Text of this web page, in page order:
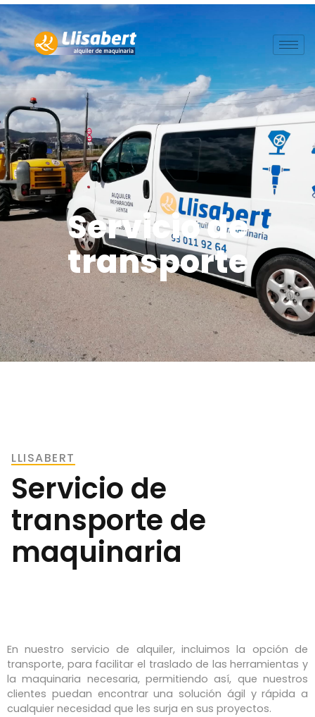
Servicio de
transporte
LLISABERT
Servicio de
transporte de
maquinaria
En nuestro servicio de alquiler, incluimos la opción de
transporte, para facilitar el traslado de las herramientas y
la maquinaria necesaria, permitiendo así, que nuestros
clientes puedan encontrar una solución ágil y rápida a
cualquier necesidad que les surja en sus proyectos.